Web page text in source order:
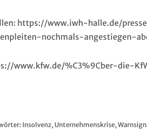
https://www.iwh-halle.de/
nochmals-angestiegen-
www.kfw.de/%C3%9Cber-die-
Insolvenz,Unternehmenskrise,